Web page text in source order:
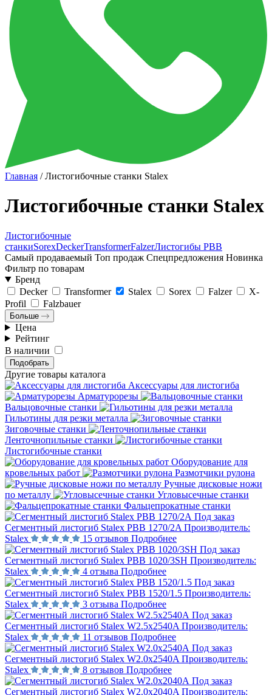
Главная /Листогибочные станки Stalex
Листогибочные станки Stalex
Листогибочные
станкиSorexDeckerTransformerFalzerЛистогибы PBB
Самый продаваемый Топ продаж Спецпредложения Новинка
Фильтр по товарам
Бренд
Decker
Transformer Stalex Sorex Falzer
X-
Profil
Falzbauer
Больше
Цена
Рейтинг
В наличии
Подобрать
Другие товары каталога
Аксессуары для листогиба
Арматурорезы
Вальцовочные станки
Гильотины для резки металла
Зиговочные станки
Ленточнопильные станки
Листогибочные станки
Оборудование для
кровельных работ
Размотчики рулона
Ручные дисковые ножи
по металлу
Угловысечные станки
Фальцепрокатные станки
Под заказ
Сегментный листогиб Stalex PBB 1270/2A Производитель:
Stalex
15 отзывов Подробнее
Под заказ
Сегментный листогиб Stalex PBB 1020/3SH Производитель:
Stalex
4 отзыва Подробнее
Под заказ
Сегментный листогиб Stalex PBB 1520/1.5 Производитель:
Stalex
3 отзыва Подробнее
Под заказ
Сегментный листогиб Stalex W2.5x2540A Производитель:
Stalex
11 отзывов Подробнее
Под заказ
Сегментный листогиб Stalex W2.0x2540A Производитель:
Stalex
8 отзывов Подробнее
Под заказ
Сегментный листогиб Stalex W2.0x2040A Производитель: